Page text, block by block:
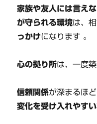
家族や友人には言え
が守られる環境は、
っかけになります 。
心の拠り所は、一度
信頼関係が深まるほ
変化を受け入れやすい